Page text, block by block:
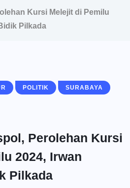
Kursi Melejit di Pemilu
Pilkada
POLITIK SURABAYA
Perolehan Kursi
2024, Irwan
Pilkada